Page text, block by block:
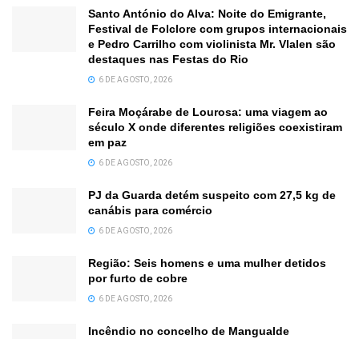
Santo António do Alva: Noite do Emigrante,
Festival de Folclore com grupos internacionais
e Pedro Carrilho com violinista Mr. Vlalen são
destaques nas Festas do Rio
6 DE AGOSTO, 2026
Feira Moçárabe de Lourosa: uma viagem ao
século X onde diferentes religiões coexistiram
em paz
6 DE AGOSTO, 2026
PJ da Guarda detém suspeito com 27,5 kg de
canábis para comércio
6 DE AGOSTO, 2026
Região: Seis homens e uma mulher detidos
por furto de cobre
6 DE AGOSTO, 2026
Incêndio no concelho de Mangualde